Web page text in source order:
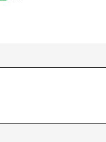
任工會職務，而拒絕僱用、解
……四、爭議行為：指勞資爭
之對抗之行為。」